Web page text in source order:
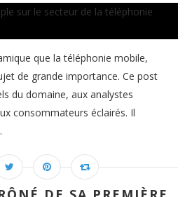
que la téléphonie mobile,
de grande importance. Ce post
du domaine, aux analystes
consommateurs éclairés. Il